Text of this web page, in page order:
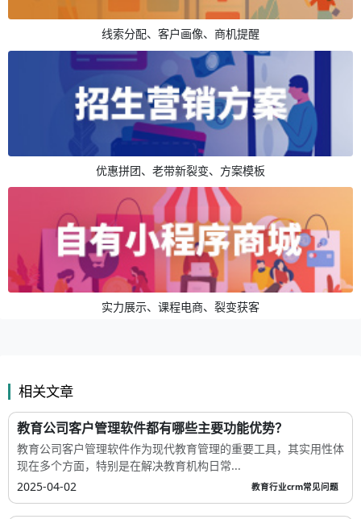
线索分配、客户画像、商机提醒
优惠拼团、老带新裂变、方案模板
实力展示、课程电商、裂变获客
相关文章
教育公司客户管理软件都有哪些主要功能优势？
教育公司客户管理软件作为现代教育管理的重要工具，其实用性体
现在多个方面，特别是在解决教育机构日常...
2025-04-02
教育行业crm常见问题